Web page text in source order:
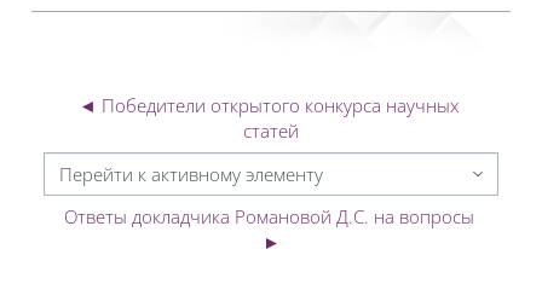
◄ Победители открытого конкурса научных
статей
Перейти к активному элементу
Ответы докладчика Романовой Д.С. на вопросы
►